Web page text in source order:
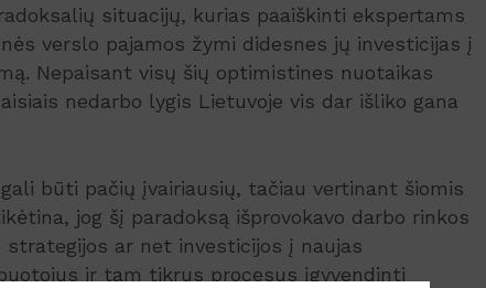
situacijų, kurias paaiškinti ekspertams
verslo pajamos žymi didesnes jų investicijas į
Nepaisant visų šių optimistines nuotaikas
nedarbo lygis Lietuvoje vis dar išliko gana
būti pačių įvairiausių, tačiau vertinant šiomis
jog šį paradoksą išprovokavo darbo rinkos
ar net investicijos į naujas
ir tam tikrus procesus įgyvendinti